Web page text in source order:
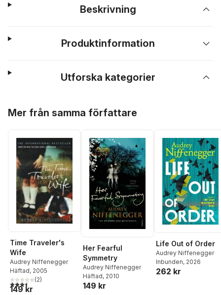
Beskrivning
Produktinformation
Utforska kategorier
Mer från samma författare
Time Traveler's
Wife
Audrey Niffenegger
Häftad, 2005
3,5utav 5 stjärnor. Totalt antal röster:
(2)
149 kr
Her Fearful
Symmetry
Audrey Niffenegger
Häftad, 2010
149 kr
Life Out of Order
Audrey Niffenegger
Inbunden, 2026
262 kr